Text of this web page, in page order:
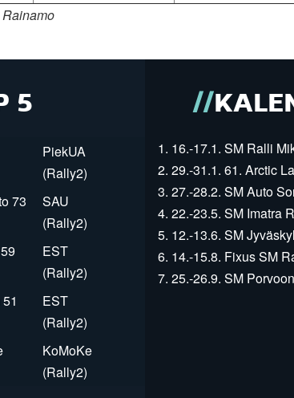
5
PiekUA
(Rally2)
73
SAU
(Rally2)
EST
(Rally2)
EST
(Rally2)
KoMoKe
(Rally2)
1. 16.-17.1. SM Ralli
2. 29.-31.1. 61. Arctic
3. 27.-28.2. SM Auto
4. 22.-23.5. SM Imatra
5. 12.-13.6. SM
6. 14.-15.8. Fixus SM
7. 25.-26.9. SM